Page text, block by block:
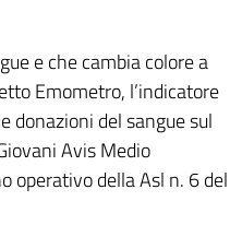
e che cambia colore a
Emometro, l’indicatore
donazioni del sangue sul
Avis Medio
operativo della Asl n. 6 del